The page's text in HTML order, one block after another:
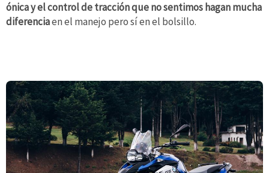
ónica y el control de tracción que no sentimos hagan mucha
diferenciaen el manejo pero sí en el bolsillo.